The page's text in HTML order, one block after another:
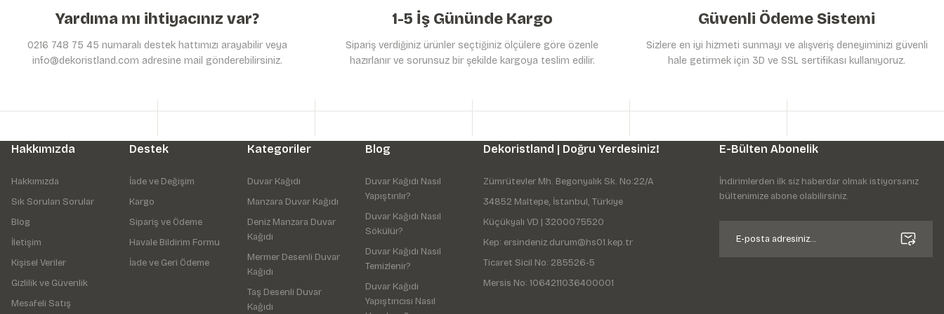
Gönder
Yardıma mı ihtiyacınız var?
0216 748 75 45 numaralı destek hattımızı arayabilir veya
info@dekoristland.com adresine mail gönderebilirsiniz.
1-5 İş Gününde Kargo
Sipariş verdiğiniz ürünler seçtiğiniz ölçülere göre özenle
hazırlanır ve sorunsuz bir şekilde kargoya teslim edilir.
Güvenli Ödeme Sistemi
Sizlere en iyi hizmeti sunmayı ve alışveriş deneyiminizi güvenli
hale getirmek için 3D ve SSL sertifikası kullanıyoruz.
Hakkımızda
Hakkımızda
Sık Sorulan Sorular
Blog
İletişim
Kişisel Veriler
Gizlilik ve Güvenlik
Mesafeli Satış
Destek
İade ve Değişim
Kargo
Sipariş ve Ödeme
Havale Bildirim Formu
İade ve Geri Ödeme
Kategoriler
Duvar Kağıdı
Manzara Duvar Kağıdı
Deniz Manzara Duvar
Kağıdı
Mermer Desenli Duvar
Kağıdı
Taş Desenli Duvar
Kağıdı
Blog
Duvar Kağıdı Nasıl
Yapıştırılır?
Duvar Kağıdı Nasıl
Sökülür?
Duvar Kağıdı Nasıl
Temizlenir?
Duvar Kağıdı
Yapıştırıcısı Nasıl
Dekoristland | Doğru Yerdesiniz!
Zümrütevler Mh. Begonyalık Sk. No:22/A
34852 Maltepe, İstanbul, Türkiye
Küçükyalı VD | 3200075520
Kep: ersindeniz.durum@hs01.kep.tr
Ticaret Sicil No: 285526-5
Mersis No: 1064211036400001
E-Bülten Abonelik
İndirimlerden ilk siz haberdar olmak istiyorsanız
bültenimize abone olabilirsiniz.